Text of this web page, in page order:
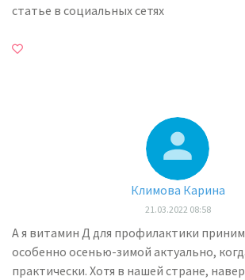
статье в социальных сетях
Климова Карина
21.03.2022 08:58
А я витамин Д для профилактики
особенно осенью-зимой актуально,
практически. Хотя в нашей стране,